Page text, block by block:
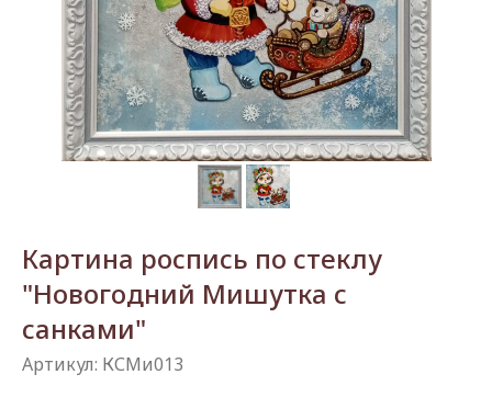
Картина роспись по стеклу
"Новогодний Мишутка с
санками"
Артикул: КСМи013